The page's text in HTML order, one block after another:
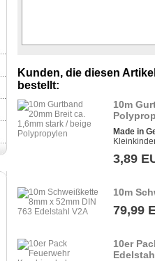
Kunden, die diesen
bestellt:
10m
Made in
3,89
10m
79,99
10er